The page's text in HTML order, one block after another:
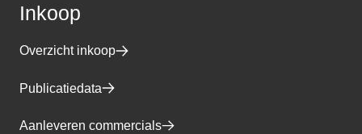
Inkoop
Overzicht inkoop
Publicatiedata
Aanleveren commercials